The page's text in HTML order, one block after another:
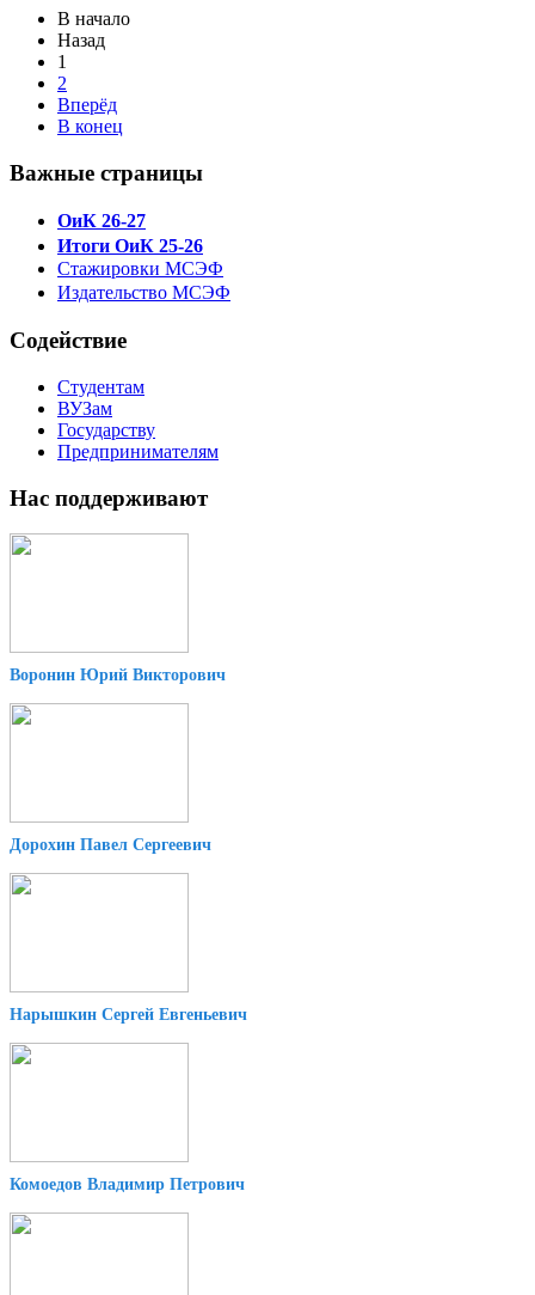
В начало
Назад
1
2
Вперёд
В конец
Важные страницы
ОиК 26-27
Итоги ОиК 25-26
Стажировки МСЭФ
Издательство МСЭФ
Содействие
Студентам
ВУЗам
Государству
Предпринимателям
Нас поддерживают
Воронин Юрий Викторович
Дорохин Павел Сергеевич
Нарышкин Сергей Евгеньевич
Комоедов Владимир Петрович